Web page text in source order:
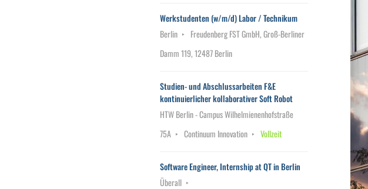
Werkstudenten (w/m/d) Labor / Technikum
Berlin
Freudenberg FST GmbH, Groß-Berliner
Damm 119, 12487 Berlin
Studien- und Abschlussarbeiten F&E
kontinuierlicher kollaborativer Soft Robot
HTW Berlin - Campus Wilhelmienenhofstraße
75A
Continuum Innovation Vollzeit
Software Engineer, Internship at QT in Berlin
Überall